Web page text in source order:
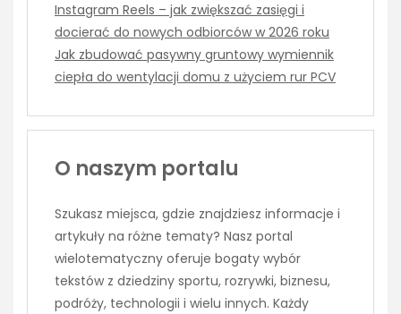
Instagram Reels – jak zwiększać zasięgi i
docierać do nowych odbiorców w 2026 roku
Jak zbudować pasywny gruntowy wymiennik
ciepła do wentylacji domu z użyciem rur PCV
O naszym portalu
Szukasz miejsca, gdzie znajdziesz informacje i
artykuły na różne tematy? Nasz portal
wielotematyczny oferuje bogaty wybór
tekstów z dziedziny sportu, rozrywki, biznesu,
podróży, technologii i wielu innych. Każdy